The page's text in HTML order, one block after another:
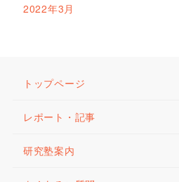
2022年3月
トップページ
レポート・記事
研究塾案内